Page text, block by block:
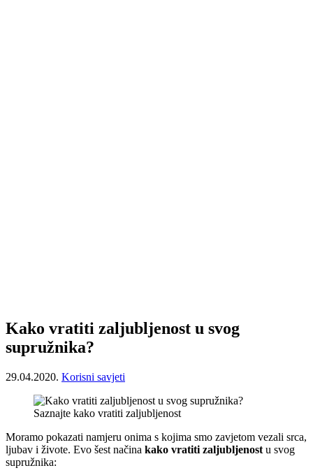
Kako vratiti zaljubljenost u svog
supružnika?
29.04.2020. Korisni savjeti
Saznajte kako vratiti zaljubljenost
Moramo pokazati namjeru onima s kojima smo zavjetom vezali srca,
ljubav i živote. Evo šest načina kako vratiti zaljubljenost u svog
supružnika: